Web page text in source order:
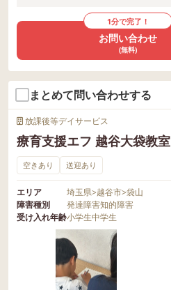
1分で完了！
お問い合わせ
(無料)
まとめて問い合わせする
放課後等デイサービス
療育支援エフ 越谷大袋教室
空きあり 送迎あり
エリア 埼玉県>越谷市>袋山
障害種別
発達障害知的障害
受け入れ年齢小学生中学生